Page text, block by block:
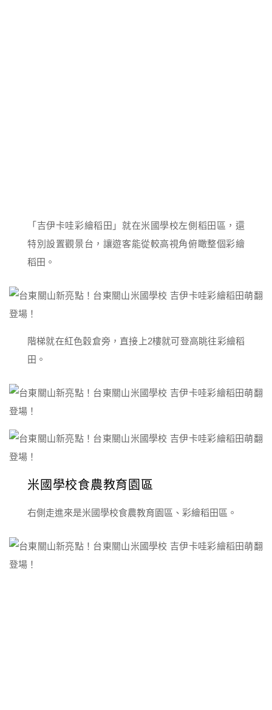
「吉伊卡哇彩繪稻田」就在米國學校左側稻田區，還
特別設置觀景台，讓遊客能從較高視角俯瞰整個彩繪
稻田。
階梯就在紅色穀倉旁，直接上2樓就可登高眺往彩繪稻
田。
米國學校食農教育園區
右側走進來是米國學校食農教育園區、彩繪稻田區。